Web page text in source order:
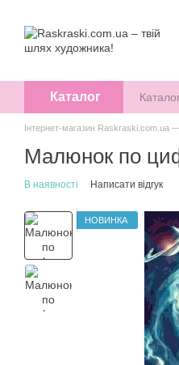
Каталог
Інтернет-магазин Raskraski.com.ua
Малюнок по
В наявності Написати відгук
НОВИНКА